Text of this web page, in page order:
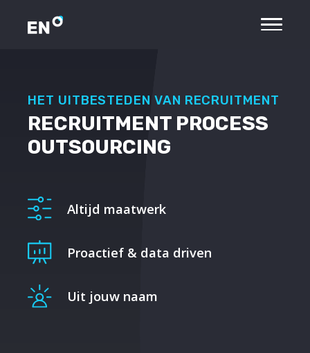
HET UITBESTEDEN VAN RECRUITMENT
RECRUITMENT PROCESS
OUTSOURCING
Altijd maatwerk
Proactief & data driven
Uit jouw naam